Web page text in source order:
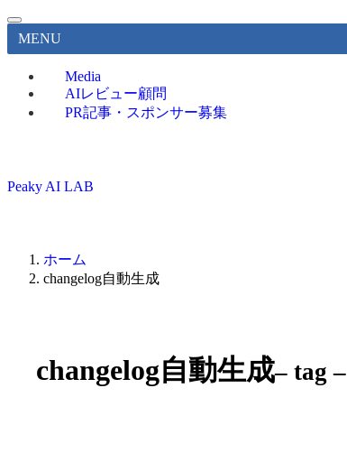
MENU
Media
AIレビュー顧問
PR記事・スポンサー募集
Peaky AI LAB
ホーム
changelog自動生成
changelog自動生成– tag –